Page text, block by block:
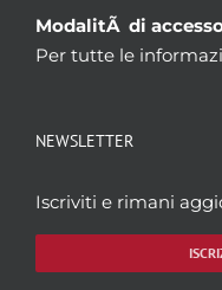
ModalitÃ di
Per tutte le
NEWSLETTER
Iscriviti e rimani